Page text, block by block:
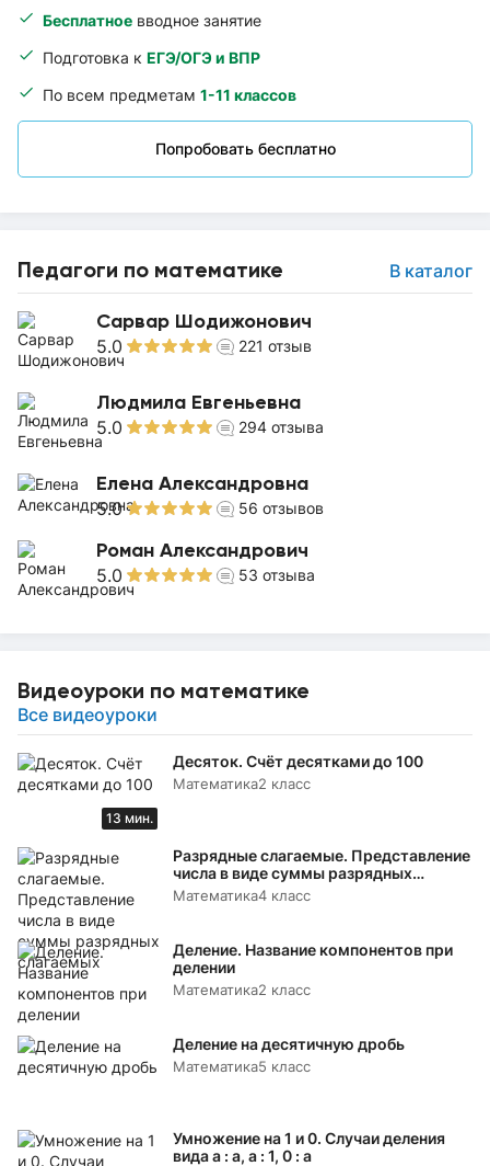
Бесплатное вводное занятие
Подготовка к ЕГЭ/ОГЭ и ВПР
По всем предметам 1-11 классов
Попробовать бесплатно
Педагоги по математике В каталог
Сарвар Шодижонович
5.0 221 отзыв
Людмила Евгеньевна
5.0 294 отзыва
Елена Александровна
5.0 56 отзывов
Роман Александрович
5.0 53 отзыва
Видеоуроки по математике
Все видеоуроки
13 мин.
Десяток. Счёт десятками до 100
Математика2 класс
Разрядные слагаемые. Представление
числа в виде суммы разрядных
слагаемых
Математика4 класс
Деление. Название компонентов при
делении
Математика2 класс
Деление на десятичную дробь
Математика5 класс
Умножение на 1 и 0. Случаи деления
вида а : а, а : 1, 0 : а